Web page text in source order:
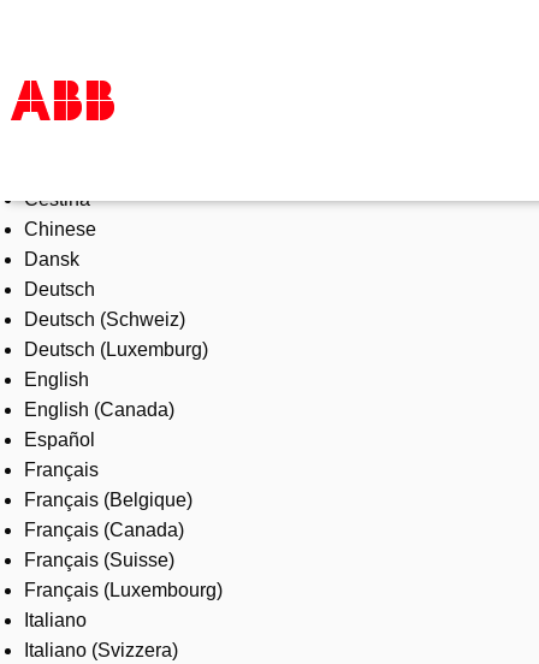
Products & Solutions
Industries
Services
About us
Where to buy
Contact us
Careers
Čeština
Chinese
Dansk
Deutsch
Deutsch (Schweiz)
Deutsch (Luxemburg)
English
English (Canada)
Español
Français
Français (Belgique)
Français (Canada)
Français (Suisse)
Français (Luxembourg)
Italiano
Italiano (Svizzera)